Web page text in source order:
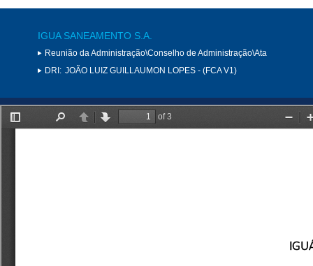
IGUA SANEAMENTO S.A.
Reunião da Administração\Conselho de Administração\Ata
DRI: JOÃO LUIZ GUILLAUMON LOPES - (FCA V1)